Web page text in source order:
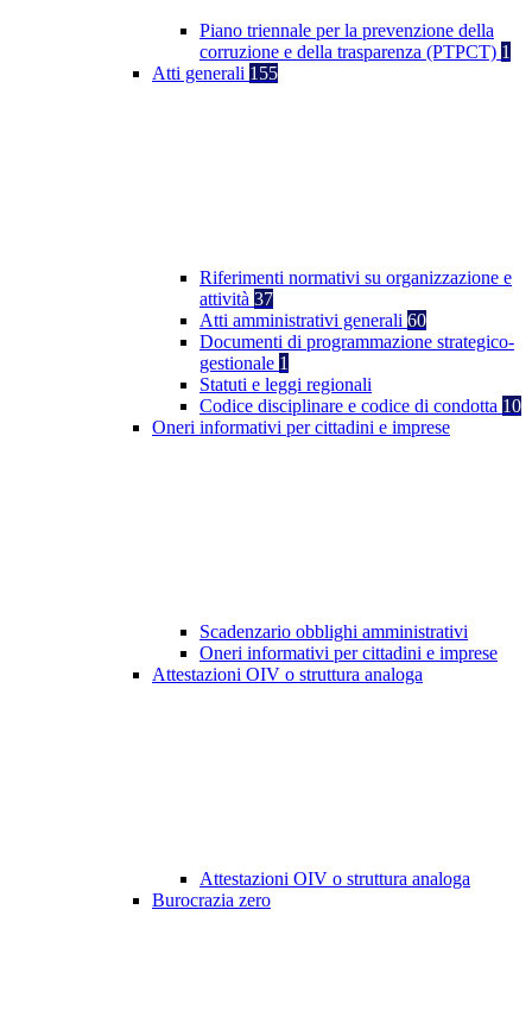
Piano triennale per la prevenzione della
corruzione e della trasparenza (PTPCT) 1
Atti generali 155
Riferimenti normativi su organizzazione e
attività 37
Atti amministrativi generali 60
Documenti di programmazione strategico-
gestionale 1
Statuti e leggi regionali
Codice disciplinare e codice di condotta 10
Oneri informativi per cittadini e imprese
Scadenzario obblighi amministrativi
Oneri informativi per cittadini e imprese
Attestazioni OIV o struttura analoga
Attestazioni OIV o struttura analoga
Burocrazia zero